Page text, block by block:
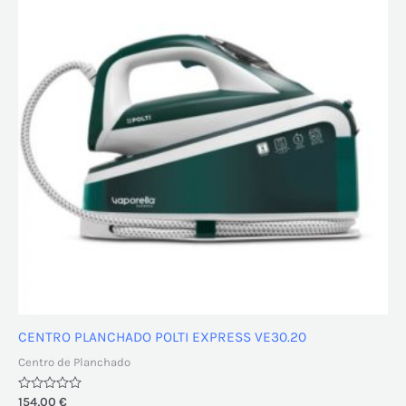
CENTRO PLANCHADO POLTI EXPRESS VE30.20
Centro de Planchado
Valorado
154,00 €